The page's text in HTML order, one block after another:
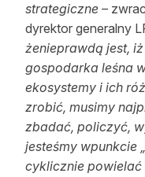
100 lat „Lasu
Prenumerata
Reklama
Zostań autorem
Archiwum
strategiczne –
dyrektor generalny
żenieprawdą jest,
gospodarka leśna
ekosystemy i ich
zrobić, musimy
zbadać, policzyć,
jesteśmy wpunkcie
cyklicznie